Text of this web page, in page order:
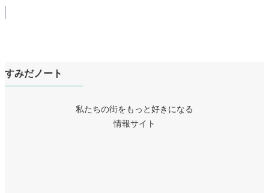
すみだノート
私たちの街をもっと好きになる
情報サイト